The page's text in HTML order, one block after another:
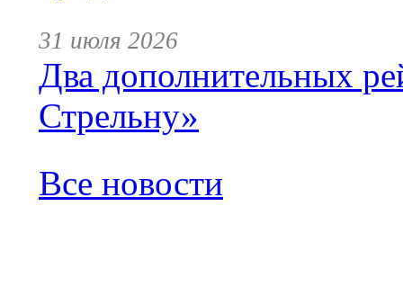
31 июля 2026
Два дополнительных
Стрельну»
Все новости